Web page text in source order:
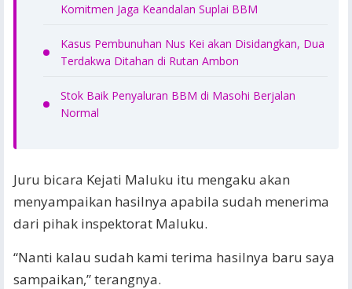
Komitmen Jaga Keandalan Suplai BBM
Kasus Pembunuhan Nus Kei akan Disidangkan, Dua
Terdakwa Ditahan di Rutan Ambon
Stok Baik Penyaluran BBM di Masohi Berjalan
Normal
Juru bicara Kejati Maluku itu mengaku akan
menyampaikan hasilnya apabila sudah menerima
dari pihak inspektorat Maluku.
“Nanti kalau sudah kami terima hasilnya baru saya
sampaikan,” terangnya.